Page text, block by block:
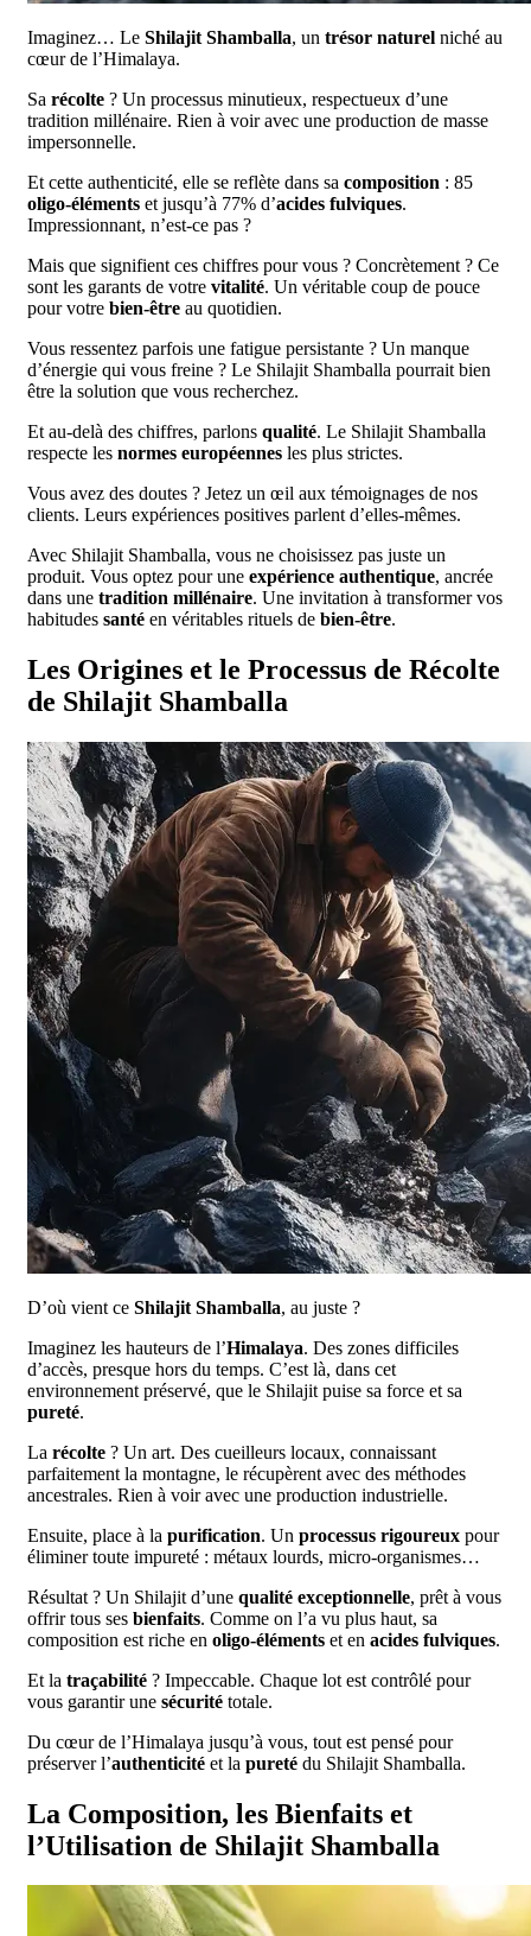
Imaginez… Le Shilajit Shamballa, un trésor naturel niché au
cœur de l’Himalaya.
Sa récolte ? Un processus minutieux, respectueux d’une
tradition millénaire. Rien à voir avec une production de masse
impersonnelle.
Et cette authenticité, elle se reflète dans sa composition : 85
oligo-éléments et jusqu’à 77% d’acides fulviques.
Impressionnant, n’est-ce pas ?
Mais que signifient ces chiffres pour vous ? Concrètement ? Ce
sont les garants de votre vitalité. Un véritable coup de pouce
pour votre bien-être au quotidien.
Vous ressentez parfois une fatigue persistante ? Un manque
d’énergie qui vous freine ? Le Shilajit Shamballa pourrait bien
être la solution que vous recherchez.
Et au-delà des chiffres, parlons qualité. Le Shilajit Shamballa
respecte les normes européennes les plus strictes.
Vous avez des doutes ? Jetez un œil aux témoignages de nos
clients. Leurs expériences positives parlent d’elles-mêmes.
Avec Shilajit Shamballa, vous ne choisissez pas juste un
produit. Vous optez pour une expérience authentique, ancrée
dans une tradition millénaire. Une invitation à transformer vos
habitudes santé en véritables rituels de bien-être.
Les Origines et le Processus de Récolte
de Shilajit Shamballa
D’où vient ce Shilajit Shamballa, au juste ?
Imaginez les hauteurs de l’Himalaya. Des zones difficiles
d’accès, presque hors du temps. C’est là, dans cet
environnement préservé, que le Shilajit puise sa force et sa
pureté.
La récolte ? Un art. Des cueilleurs locaux, connaissant
parfaitement la montagne, le récupèrent avec des méthodes
ancestrales. Rien à voir avec une production industrielle.
Ensuite, place à la purification. Un processus rigoureux pour
éliminer toute impureté : métaux lourds, micro-organismes…
Résultat ? Un Shilajit d’une qualité exceptionnelle, prêt à vous
offrir tous ses bienfaits. Comme on l’a vu plus haut, sa
composition est riche en oligo-éléments et en acides fulviques.
Et la traçabilité ? Impeccable. Chaque lot est contrôlé pour
vous garantir une sécurité totale.
Du cœur de l’Himalaya jusqu’à vous, tout est pensé pour
préserver l’authenticité et la pureté du Shilajit Shamballa.
La Composition, les Bienfaits et
l’Utilisation de Shilajit Shamballa